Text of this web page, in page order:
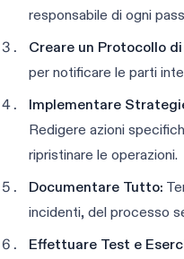
responsabile di ogni
Creare un Protocollo
per notificare le parti
Implementare
Redigere azioni
ripristinare le operazioni.
Documentare Tutto:
incidenti, del processo
Effettuare Test e